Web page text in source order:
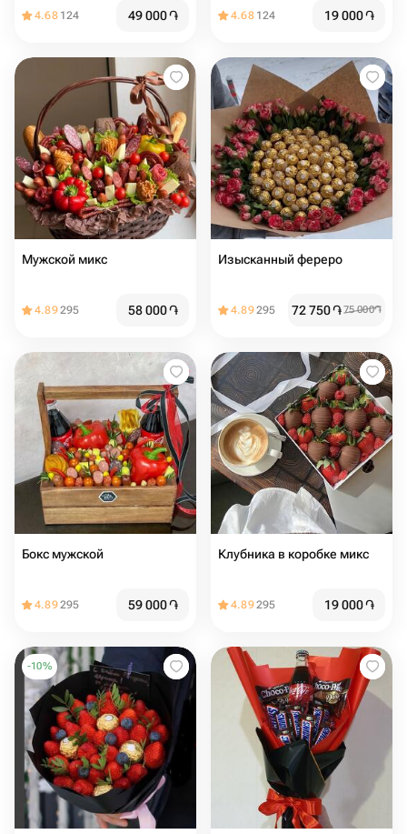
4.68 124 49 000֏ 4.68 124 19 000֏
Мужской микс
4.89295 58 000֏
Изысканный фереро
4.89295 72 750֏75 000֏
Бокс мужской
4.89295 59 000֏
Клубника в коробке микс
4.89295 19 000֏
-10%